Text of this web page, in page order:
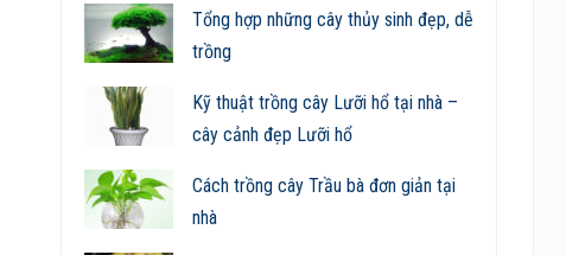
Tổng hợp những cây thủy sinh đẹp, dễ
trồng
Kỹ thuật trồng cây Lưỡi hổ tại nhà –
cây cảnh đẹp Lưỡi hổ
Cách trồng cây Trầu bà đơn giản tại
nhà